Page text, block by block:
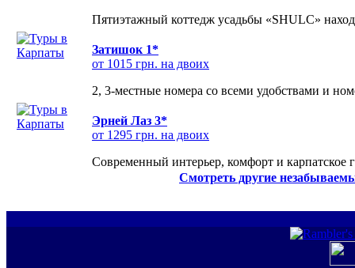
Пятиэтажный коттедж усадьбы «SHULC»
Затишок 1*
от 1015 грн. на двоих
2, 3-местные номера со всеми удобствами и
Эрней Лаз 3*
от 1295 грн. на двоих
Современный интерьер, комфорт и карпатское
Смотреть другие